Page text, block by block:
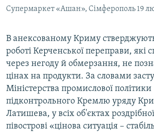
ІНФОГРАФІКА
ДОЛУЧАЙСЯ!
Усі сайти RFE/RL
Супермаркет «Ашан», Сімферополь 19
В анексованому Криму
роботі Керченської переправи, які
через негоду й обмерзання, не
цінах на продукти. За словами
Міністерства промислової політики
підконтрольного Кремлю уряду
Латишева, у всіх об'єктах роздрібної
півострові «цінова ситуація –